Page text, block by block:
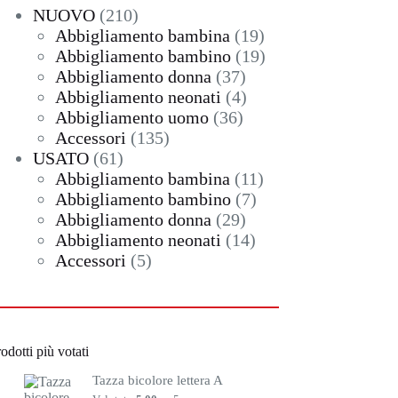
NUOVO 210210
prodotti
Abbigliamento bambina 1919
prodotti
Abbigliamento bambino 1919
Abbigliamento donna 3737
prodotti
Abbigliamento neonati 44
prodotti
Abbigliamento uomo 3636
Accessori 135135
USATO 6161
prodotti
Abbigliamento bambina 1111
Abbigliamento bambino 77
Abbigliamento donna 2929
prodotti
Abbigliamento neonati 1414
Accessori 55
più votati
Tazza bicolore lettera A